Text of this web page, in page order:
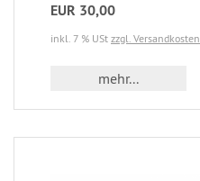
EUR 30,00
inkl. 7 % USt zzgl. Versandkosten
mehr...